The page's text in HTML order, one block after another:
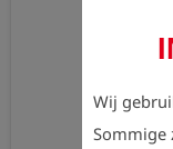
Wij
Sommige